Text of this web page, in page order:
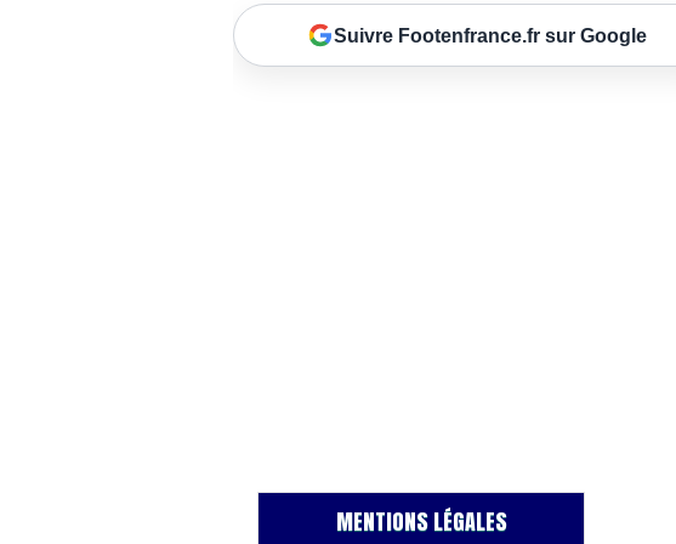
Suivre Footenfrance.fr sur Google
MENTIONS LÉGALES